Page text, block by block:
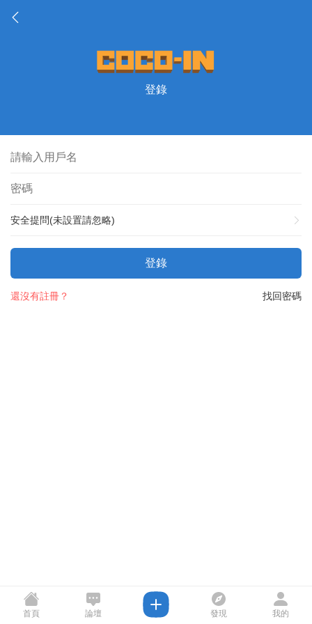
登錄
安全提問(未設置請忽略)
登錄
找回密碼
還沒有註冊？
首頁 論壇 發現 我的